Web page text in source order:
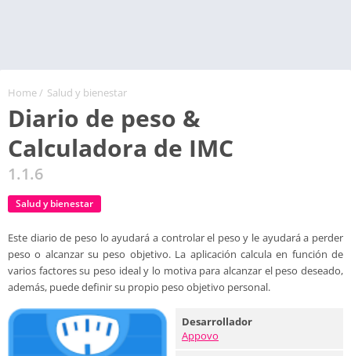
Home/ Salud y bienestar
Diario de peso &
Calculadora de IMC
1.1.6
Salud y bienestar
Este diario de peso lo ayudará a controlar el peso y le ayudará a perder
peso o alcanzar su peso objetivo. La aplicación calcula en función de
varios factores su peso ideal y lo motiva para alcanzar el peso deseado,
además, puede definir su propio peso objetivo personal.
Desarrollador
Appovo